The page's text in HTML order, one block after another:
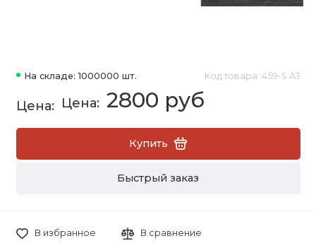
На складе: 1000000 шт. Код товара: 459-S А3
2800 руб
Купить
Быстрый заказ
В избранное В сравнение